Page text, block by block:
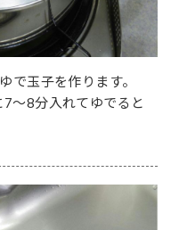
で玉子を作ります。
～8分入れてゆでると